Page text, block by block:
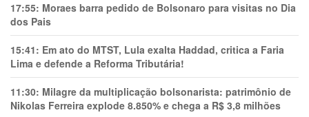
17:55: Moraes barra pedido de Bolsonaro para visitas no Dia
dos Pais
15:41: Em ato do MTST, Lula exalta Haddad, critica a Faria
Lima e defende a Reforma Tributária!
11:30: Milagre da multiplicação bolsonarista: patrimônio de
Nikolas Ferreira explode 8.850% e chega a R$ 3,8 milhões